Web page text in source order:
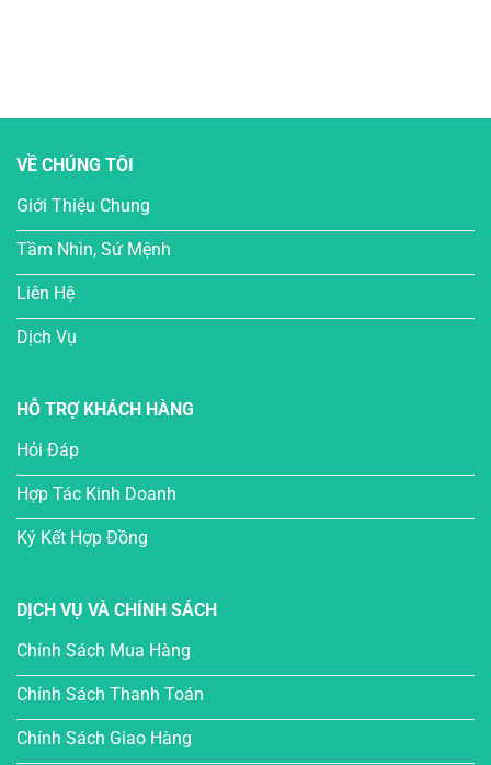
VỀ CHÚNG TÔI
Giới Thiệu Chung
Tầm Nhìn, Sứ Mệnh
Liên Hệ
Dịch Vụ
HỖ TRỢ KHÁCH HÀNG
Hỏi Đáp
Hợp Tác Kinh Doanh
Ký Kết Hợp Đồng
DỊCH VỤ VÀ CHÍNH SÁCH
Chính Sách Mua Hàng
Chính Sách Thanh Toán
Chính Sách Giao Hàng